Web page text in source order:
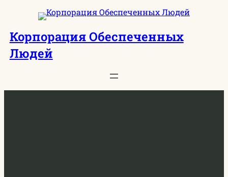
Перейти
содержимому
Корпорация Обеспеченных
Людей